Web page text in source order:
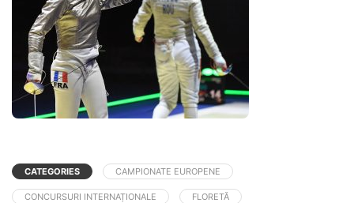
CATEGORIES CAMPIONATE EUROPENE
CONCURSURI INTERNAȚIONALE FLORETĂ